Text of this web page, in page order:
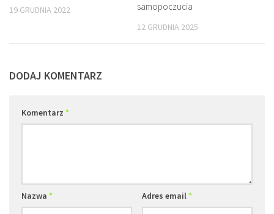
19 GRUDNIA 2022
samopoczucia
12 GRUDNIA 2025
DODAJ KOMENTARZ
Komentarz *
Nazwa * Adres email*